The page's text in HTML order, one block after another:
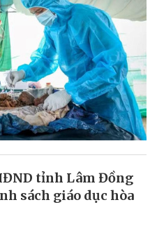
tỉnh Lâm Đồng
sách giáo dục hòa